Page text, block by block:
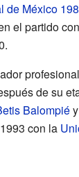
de México
el partido
de su
Balompié
con la